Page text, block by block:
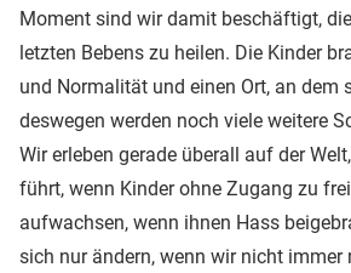
Moment sind wir damit beschäftigt,
letzten Bebens zu heilen. Die Kinder
und Normalität und einen Ort, an dem
deswegen werden noch viele weitere
Wir erleben gerade überall auf der
führt, wenn Kinder ohne Zugang zu
aufwachsen, wenn ihnen Hass
sich nur ändern, wenn wir nicht immer